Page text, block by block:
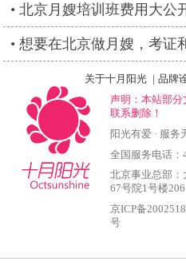
北京月嫂培训班费用大公
想要在北京做月嫂，考证
关于十月阳光 | 品牌
声明：本站部
联系删除！
阳光有爱 · 服务
全国服务电话：
北京事业总部
67号院1号楼206
京ICP备
号